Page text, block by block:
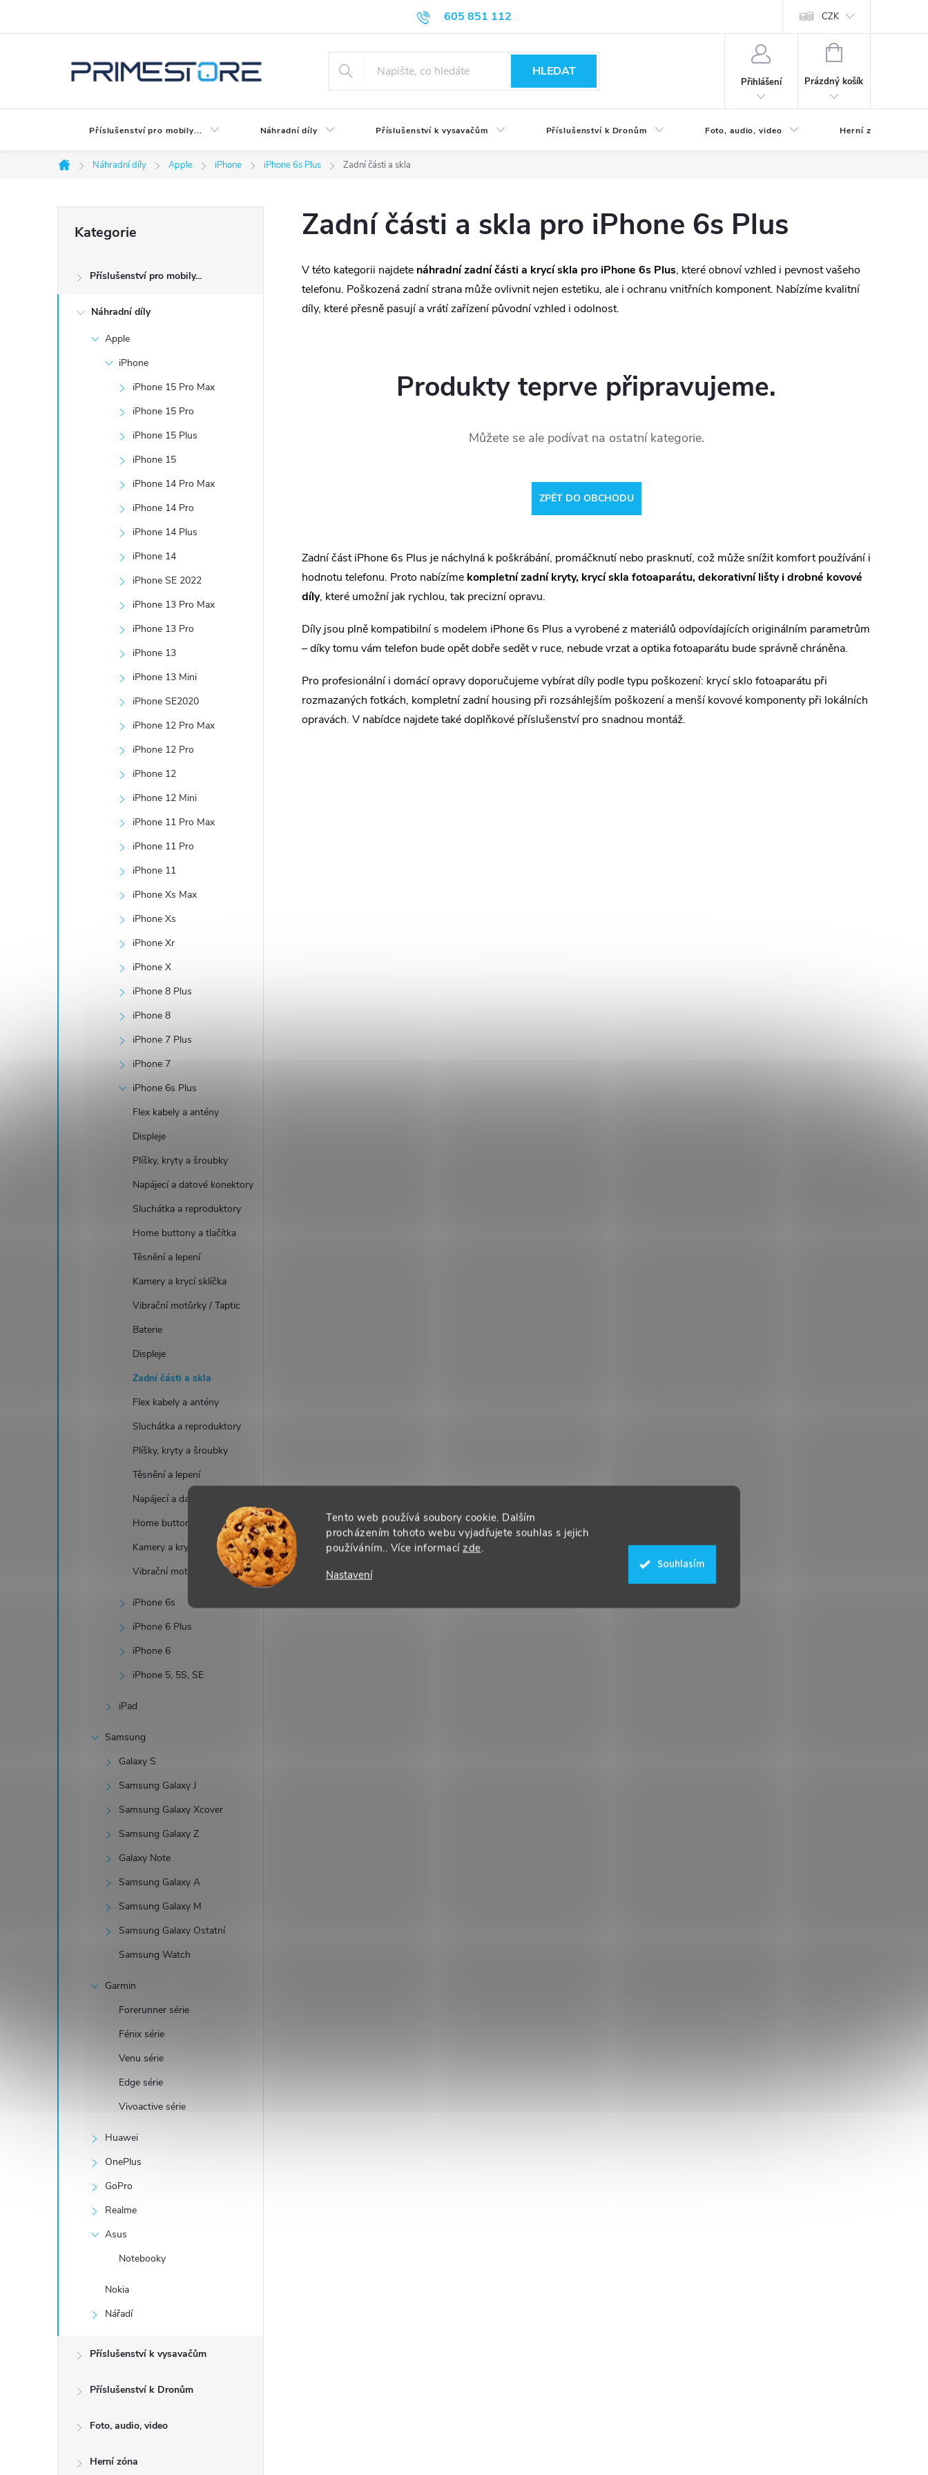
Tento web používá soubory cookie. Dalším
procházením tohoto webu vyjadřujete souhlas s jejich
používáním.. Více informací zde.
Nastavení
Souhlasím
605 851 112 CZK
HLEDAT
Přihlášení
NÁKUPNÍ
Prázdný košík
Příslušenství pro mobily... Náhradní díly Příslušenství k vysavačům Příslušenství k Dronům Foto, audio, video Herní zóna
Domů
Náhradní díly Apple iPhone iPhone 6s Plus Zadní části a skla
s
kategorie
Kategorie
Příslušenství pro mobily...
Náhradní díly
Apple
iPhone
iPhone 15 Pro Max
iPhone 15 Pro
iPhone 15 Plus
iPhone 15
iPhone 14 Pro Max
iPhone 14 Pro
iPhone 14 Plus
iPhone 14
iPhone SE 2022
iPhone 13 Pro Max
iPhone 13 Pro
iPhone 13
iPhone 13 Mini
iPhone SE2020
iPhone 12 Pro Max
iPhone 12 Pro
iPhone 12
iPhone 12 Mini
iPhone 11 Pro Max
iPhone 11 Pro
iPhone 11
iPhone Xs Max
iPhone Xs
iPhone Xr
iPhone X
iPhone 8 Plus
iPhone 8
iPhone 7 Plus
iPhone 7
iPhone 6s Plus
Flex kabely a antény
Displeje
Plíšky, kryty a šroubky
Napájecí a datové konektory
Sluchátka a reproduktory
Home buttony a tlačítka
Těsnění a lepení
Kamery a krycí sklíčka
Vibrační motůrky / Taptic
Baterie
Displeje
Zadní části a skla
Flex kabely a antény
Sluchátka a reproduktory
Plíšky, kryty a šroubky
Těsnění a lepení
Napájecí a datové konektory
Home buttony a tlačítka
Kamery a krycí sklíčka
Vibrační motůrky / Taptic
iPhone 6s
iPhone 6 Plus
iPhone 6
iPhone 5, 5S, SE
iPad
Samsung
Galaxy S
Samsung Galaxy J
Samsung Galaxy Xcover
Samsung Galaxy Z
Galaxy Note
Samsung Galaxy A
Samsung Galaxy M
Samsung Galaxy Ostatní
Samsung Watch
Garmin
Forerunner série
Fénix série
Venu série
Edge série
Vivoactive série
Huawei
OnePlus
GoPro
Realme
Asus
Notebooky
Nokia
Nářadí
Příslušenství k vysavačům
Příslušenství k Dronům
Foto, audio, video
Herní zóna
Zadní části a skla pro iPhone 6s Plus
V této kategorii najdete náhradní zadní části a krycí skla pro iPhone 6s Plus, které obnoví vzhled i pevnost vašeho
telefonu. Poškozená zadní strana může ovlivnit nejen estetiku, ale i ochranu vnitřních komponent. Nabízíme kvalitní
díly, které přesně pasují a vrátí zařízení původní vzhled i odolnost.
Produkty teprve připravujeme.
Můžete se ale podívat na ostatní kategorie.
ZPĚT DO OBCHODU
Zadní část iPhone 6s Plus je náchylná k poškrábání, promáčknutí nebo prasknutí, což může snížit komfort používání i
hodnotu telefonu. Proto nabízíme kompletní zadní kryty, krycí skla fotoaparátu, dekorativní lišty i drobné kovové
díly, které umožní jak rychlou, tak precizní opravu.
Díly jsou plně kompatibilní s modelem iPhone 6s Plus a vyrobené z materiálů odpovídajících originálním parametrům
– díky tomu vám telefon bude opět dobře sedět v ruce, nebude vrzat a optika fotoaparátu bude správně chráněna.
Pro profesionální i domácí opravy doporučujeme vybírat díly podle typu poškození: krycí sklo fotoaparátu při
rozmazaných fotkách, kompletní zadní housing při rozsáhlejším poškození a menší kovové komponenty při lokálních
opravách. V nabídce najdete také doplňkové příslušenství pro snadnou montáž.